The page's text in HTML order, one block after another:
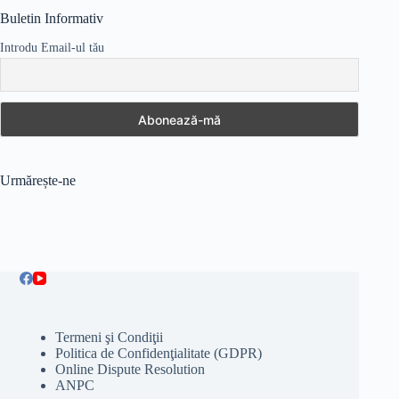
Buletin Informativ
Introdu Email-ul tău
Urmărește-ne
Termeni şi Condiţii
Politica de Confidenţialitate (GDPR)
Online Dispute Resolution
ANPC